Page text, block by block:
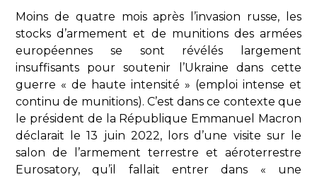
Moins de quatre mois après l’invasion russe, les
stocks d’armement et de munitions des armées
européennes se sont révélés largement
insuffisants pour soutenir l’Ukraine dans cette
guerre « de haute intensité » (emploi intense et
continu de munitions). C’est dans ce contexte que
le président de la République Emmanuel Macron
déclarait le 13 juin 2022, lors d’une visite sur le
salon de l’armement terrestre et aéroterrestre
Eurosatory, qu’il fallait entrer dans « une